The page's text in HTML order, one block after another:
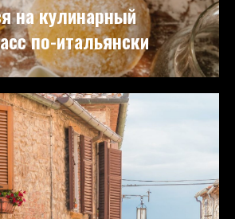
на кулинарный
по-итальянски